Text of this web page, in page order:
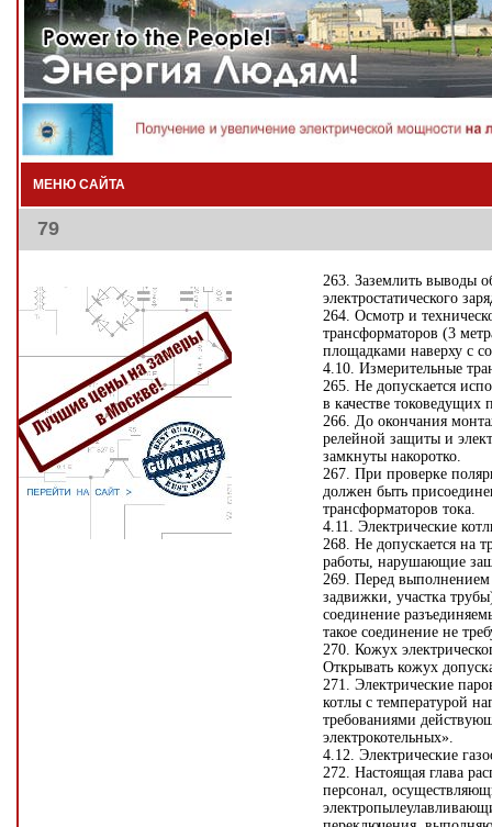
МЕНЮ САЙТА
79
263. Заземлить выводы
электростатического
264. Осмотр и
трансформаторов (3
площадками наверху с
4.10. Измерительные
265. Не допускается
в качестве
266. До окончания
релейной защиты и
замкнуты накоротко.
267. При проверке
должен быть
трансформаторов тока.
4.11. Электрические
268. Не допускается на
работы, нарушающие
269. Перед выполнением
задвижки, участка
соединение
такое соединение не
270. Кожух
Открывать кожух
271. Электрические
котлы с температурой
требованиями
электрокотельных».
4.12. Электрические
272. Настоящая глава
персонал,